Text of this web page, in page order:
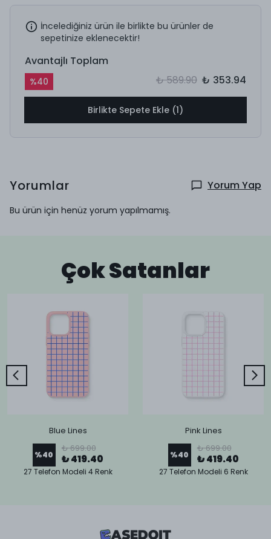
İncelediğiniz ürün ile birlikte bu ürünler de
sepetinize eklenecektir!
Avantajlı Toplam
%40 ₺ 589.90 ₺ 353.94
Birlikte Sepete Ekle (1)
Yorumlar Yorum Yap
Bu ürün için henüz yorum yapılmamış.
Çok Satanlar
Blue Lines
%40
₺ 699.00
₺ 419.40
27 Telefon Modeli 4 Renk
Pink Lines
%40
₺ 699.00
₺ 419.40
27 Telefon Modeli 6 Renk